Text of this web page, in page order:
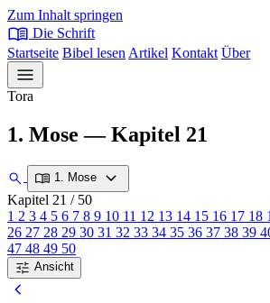
Zum Inhalt springen
menu_book Die Schrift
Startseite Bibel lesen Artikel Kontakt Über
menu
Tora
1. Mose — Kapitel 21
search menu_book 1. Mose expand_more
Kapitel 21 / 50
1 2 3 4 5 6 7 8 9 10 11 12 13 14 15 16 17 18
26 27 28 29 30 31 32 33 34 35 36 37 38 39
47 48 49 50
tune Ansicht
chevron_left